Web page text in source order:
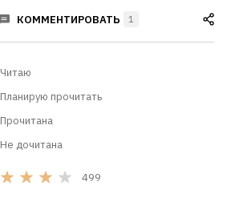
КОММЕНТИРОВАТЬ 1
Читаю
Планирую прочитать
Прочитана
Не дочитана
499